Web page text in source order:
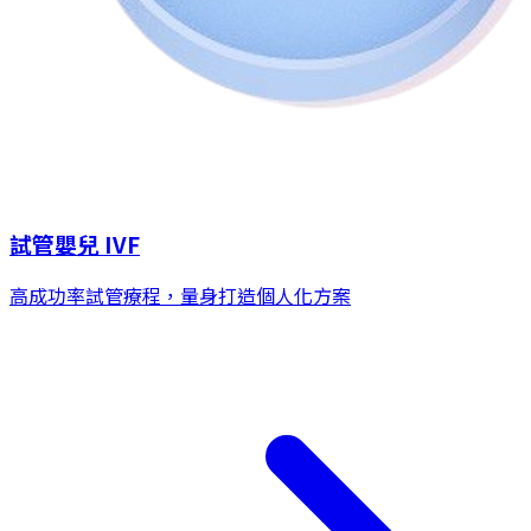
試管嬰兒 IVF
高成功率試管療程，量身打造個人化方案